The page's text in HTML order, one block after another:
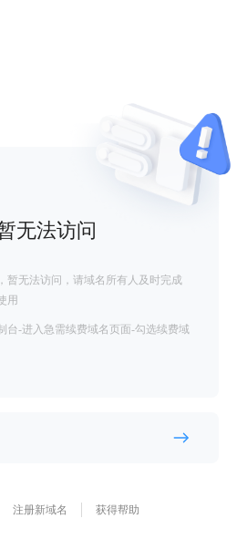
无法访问
暂无法访问，请域名所有人及时完成
用
台-进入急需续费域名页面-勾选续费域
注册新域名 获得帮助